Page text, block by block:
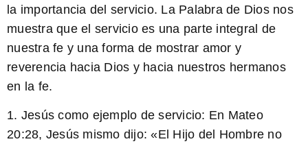
la importancia del servicio. La Palabra de Dios nos
muestra que el servicio es una parte integral de
nuestra fe y una forma de mostrar amor y
reverencia hacia Dios y hacia nuestros hermanos
en la fe.
1. Jesús como ejemplo de servicio: En Mateo
20:28, Jesús mismo dijo: «El Hijo del Hombre no